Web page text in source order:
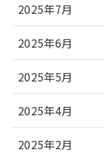
2025年7月
2025年6月
2025年5月
2025年4月
2025年2月